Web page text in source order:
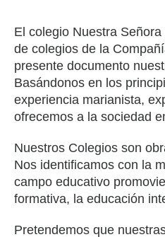
El colegio Nuestra
de colegios de la
presente documento
Basándonos en los
experiencia marianista,
ofrecemos a la sociedad
Nuestros Colegios son
Nos identificamos con la
campo educativo
formativa, la educación
Pretendemos que